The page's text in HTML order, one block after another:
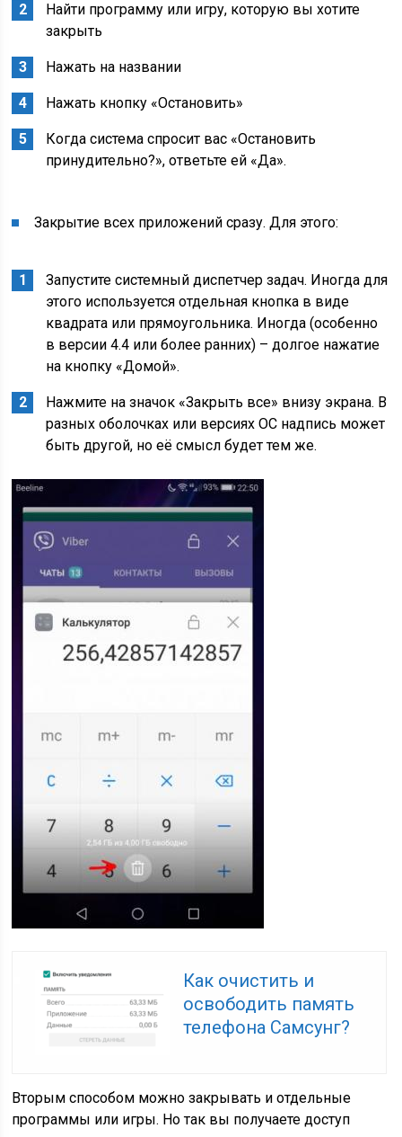
Найти программу или игру, которую вы хотите
закрыть
Нажать на названии
Нажать кнопку «Остановить»
Когда система спросит вас «Остановить
принудительно?», ответьте ей «Да».
Закрытие всех приложений сразу. Для этого:
Запустите системный диспетчер задач. Иногда для
этого используется отдельная кнопка в виде
квадрата или прямоугольника. Иногда (особенно
в версии 4.4 или более ранних) – долгое нажатие
на кнопку «Домой».
Нажмите на значок «Закрыть все» внизу экрана. В
разных оболочках или версиях ОС надпись может
быть другой, но её смысл будет тем же.
Как очистить и
освободить память
телефона Самсунг?
Вторым способом можно закрывать и отдельные
программы или игры. Но так вы получаете доступ